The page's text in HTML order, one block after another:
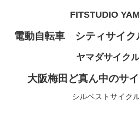
FITSTUDIO
電動自転車 シティサイク
ヤマダサイク
大阪梅田ど真ん中のサ
シルベストサイク